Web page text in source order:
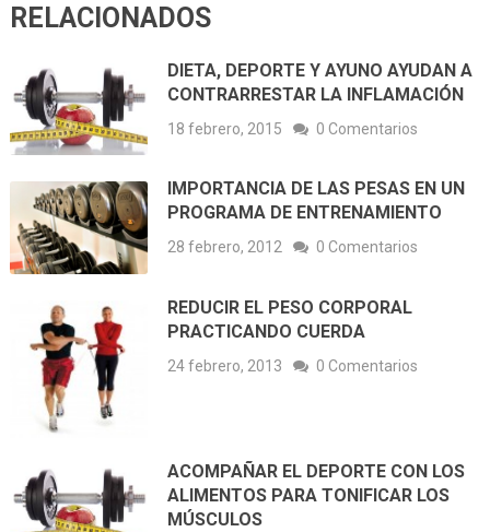
RELACIONADOS
DIETA, DEPORTE Y AYUNO AYUDAN A
CONTRARRESTAR LA INFLAMACIÓN
18 febrero, 2015 0 Comentarios
IMPORTANCIA DE LAS PESAS EN UN
PROGRAMA DE ENTRENAMIENTO
28 febrero, 2012 0 Comentarios
REDUCIR EL PESO CORPORAL
PRACTICANDO CUERDA
24 febrero, 2013 0 Comentarios
ACOMPAÑAR EL DEPORTE CON LOS
ALIMENTOS PARA TONIFICAR LOS
MÚSCULOS